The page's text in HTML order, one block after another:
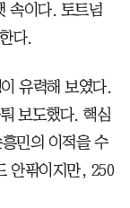
속이다. 토트넘
다.
유력해 보였다.
보도했다. 핵심
민의 이적을 수
안팎이지만, 250